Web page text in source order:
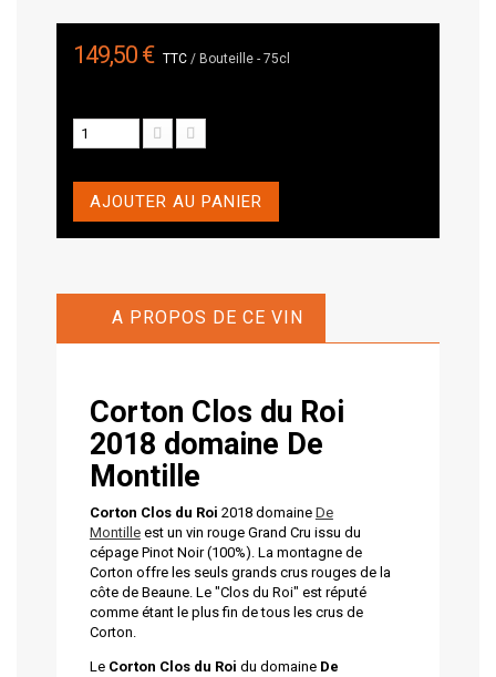
149,50 € TTC/ Bouteille - 75cl
AJOUTER AU PANIER
A PROPOS DE CE VIN
Corton Clos du Roi
2018 domaine De
Montille
Corton Clos du Roi 2018 domaine De
Montilleest un vin rouge Grand Cru issu du
cépage Pinot Noir (100%). La montagne de
Corton offre les seuls grands crus rouges de la
côte de Beaune. Le "Clos du Roi" est réputé
comme étant le plus fin de tous les crus de
Corton.
Le Corton Clos du Roi du domaine De